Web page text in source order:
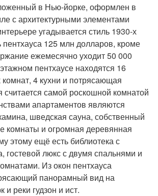
в Нью-йорке, оформлен в
с архитектурными элементами
угадывается стиль 1930-х
пентхауса 125 млн долларов, кроме
ежемесячно уходит 50 000
пентхаусе находятся 16
4 кухни и потрясающая
считается самой роскошной комнатой
апартаментов являются
шведская сауна, собственный
комнаты и огромная деревянная
этому ещё есть библиотека с
гостевой люкс с двумя спальнями и
Из окон пентхауса
панорамный вид на
и реки гудзон и ист.